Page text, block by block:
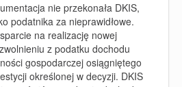
nie przekonała DKIS,
podatnika za nieprawidłowe.
na realizację nowej
z podatku dochodu
gospodarczej osiągniętego
określonej w decyzji. DKIS